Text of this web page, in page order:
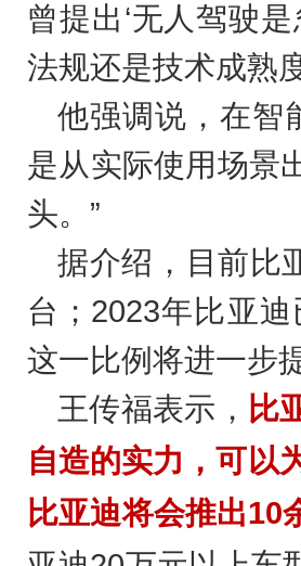
曾提出‘无人驾驶
法规还是技术成熟
他强调说，在智
是从实际使用场景
头。”
据介绍，目前比
台；2023年比亚
这一比例将进一步
王传福表示， 比
自造的实力，可以
比亚迪将会推出10